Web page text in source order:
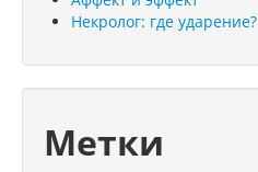
Некролог: где ударение?
Метки